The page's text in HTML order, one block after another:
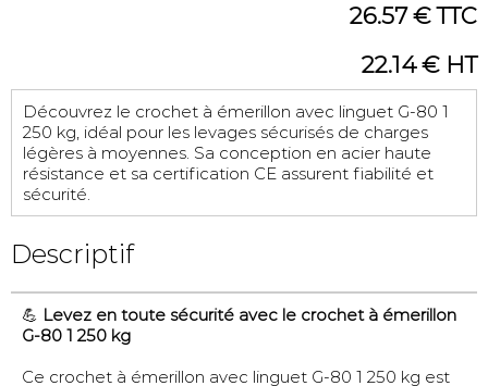
26.57 € TTC
22.14 € HT
Découvrez le crochet à émerillon avec linguet G-80 1
250 kg, idéal pour les levages sécurisés de charges
légères à moyennes. Sa conception en acier haute
résistance et sa certification CE assurent fiabilité et
sécurité.
Descriptif
💪 Levez en toute sécurité avec le crochet à émerillon
G-80 1 250 kg
Ce crochet à émerillon avec linguet G-80 1 250 kg est